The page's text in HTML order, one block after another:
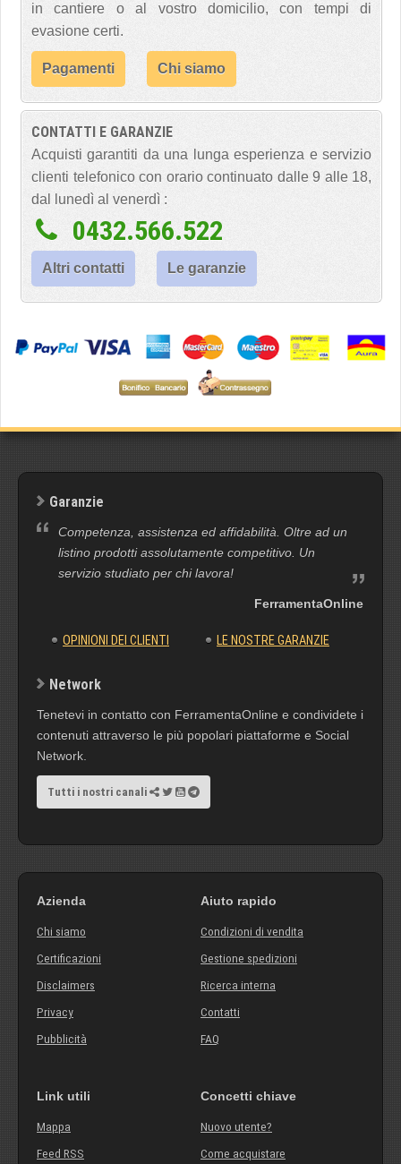
in cantiere o al vostro domicilio, con tempi di
evasione certi.
Pagamenti Chi siamo
CONTATTI E GARANZIE
Acquisti garantiti da una lunga esperienza e servizio
clienti telefonico con orario continuato dalle 9 alle 18,
dal lunedì al venerdì :
0432.566.522
Altri contatti Le garanzie
Garanzie
Competenza, assistenza ed affidabilità. Oltre ad un
listino prodotti assolutamente competitivo. Un
servizio studiato per chi lavora!
FerramentaOnline
OPINIONI DEI CLIENTI LE NOSTRE GARANZIE
Network
Tenetevi in contatto con FerramentaOnline e condividete i
contenuti attraverso le più popolari piattaforme e Social
Network.
Tutti i nostri canali
Azienda
Chi siamo
Certificazioni
Disclaimers
Privacy
Pubblicità
Aiuto rapido
Condizioni di vendita
Gestione spedizioni
Ricerca interna
Contatti
FAQ
Link utili
Mappa
Feed RSS
Concetti chiave
Nuovo utente?
Come acquistare